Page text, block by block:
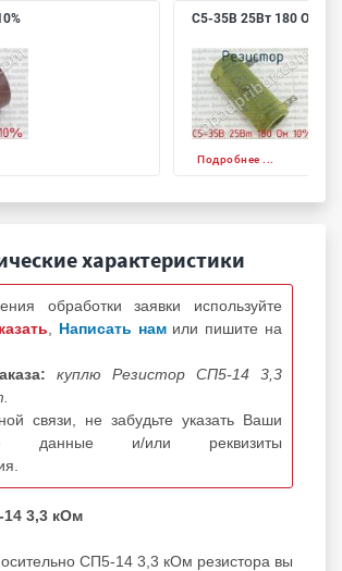
С5-35В 25Вт 180 Ом
Подробнее ...
характеристики
обработки заявки используйте
Написать нам или пишите на
куплю Резистор СП5-14 3,3
связи, не забудьте указать Ваши
данные и/или реквизиты
14 3,3 кОм
СП5-14 3,3 кОм резистора вы